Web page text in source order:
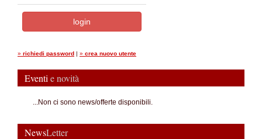
» richiedi password | » crea nuovo utente
Eventi e novità
...Non ci sono news/offerte disponibili.
NewsLetter